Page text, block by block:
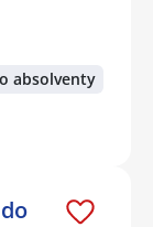
absolventy